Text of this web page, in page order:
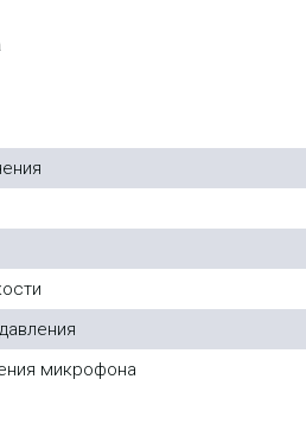
микрофона